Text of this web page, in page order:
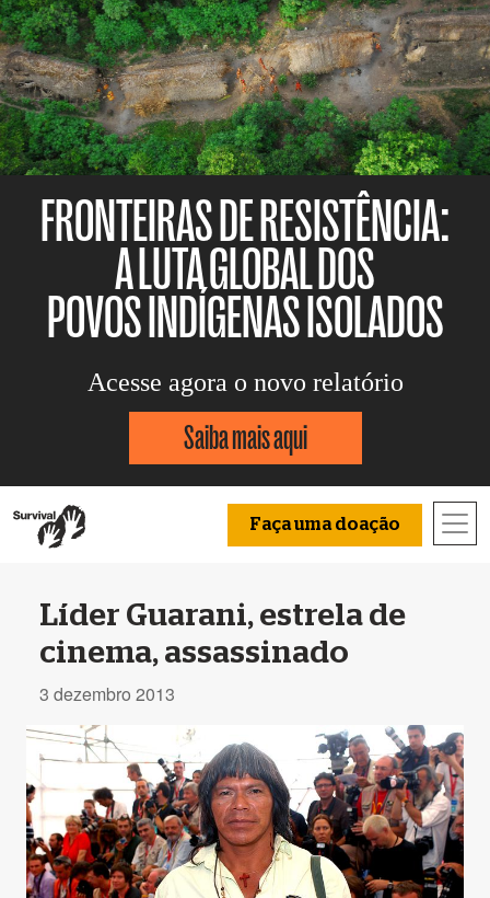
FRONTEIRAS DE RESISTÊNCIA:
A LUTA GLOBAL DOS
POVOS INDÍGENAS ISOLADOS
Acesse agora o novo relatório
Saiba mais aqui
Faça uma doação
Líder Guarani, estrela de
cinema, assassinado
3 dezembro 2013